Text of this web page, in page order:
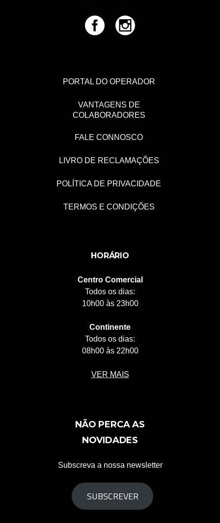
PORTAL DO OPERADOR
VANTAGENS DE
COLABORADORES
FALE CONNOSCO
LIVRO DE RECLAMAÇÕES
POLÍTICA DE PRIVACIDADE
TERMOS E CONDIÇÕES
HORÁRIO
Centro Comercial
Todos os dias:
10h00 às 23h00
Continente
Todos os dias:
08h00 às 22h00
VER MAIS
NÃO PERCA AS
NOVIDADES
Subscreva a nossa newsletter
SUBSCREVER